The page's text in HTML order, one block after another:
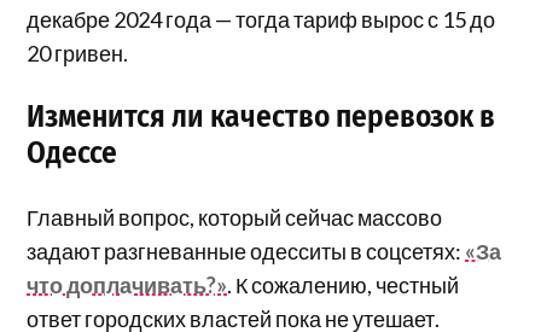
декабре 2024 года — тогда тариф вырос с 15 до
20 гривен.
Изменится ли качество перевозок в
Одессе
Главный вопрос, который сейчас массово
задают разгневанные одесситы в соцсетях: «За
что доплачивать?». К сожалению, честный
ответ городских властей пока не утешает.